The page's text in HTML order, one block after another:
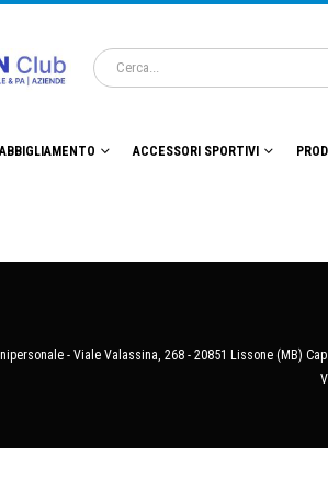
ABBIGLIAMENTO ACCESSORI SPORTIVI
- Viale Valassina, 268 - 20851 Lissone (MB)